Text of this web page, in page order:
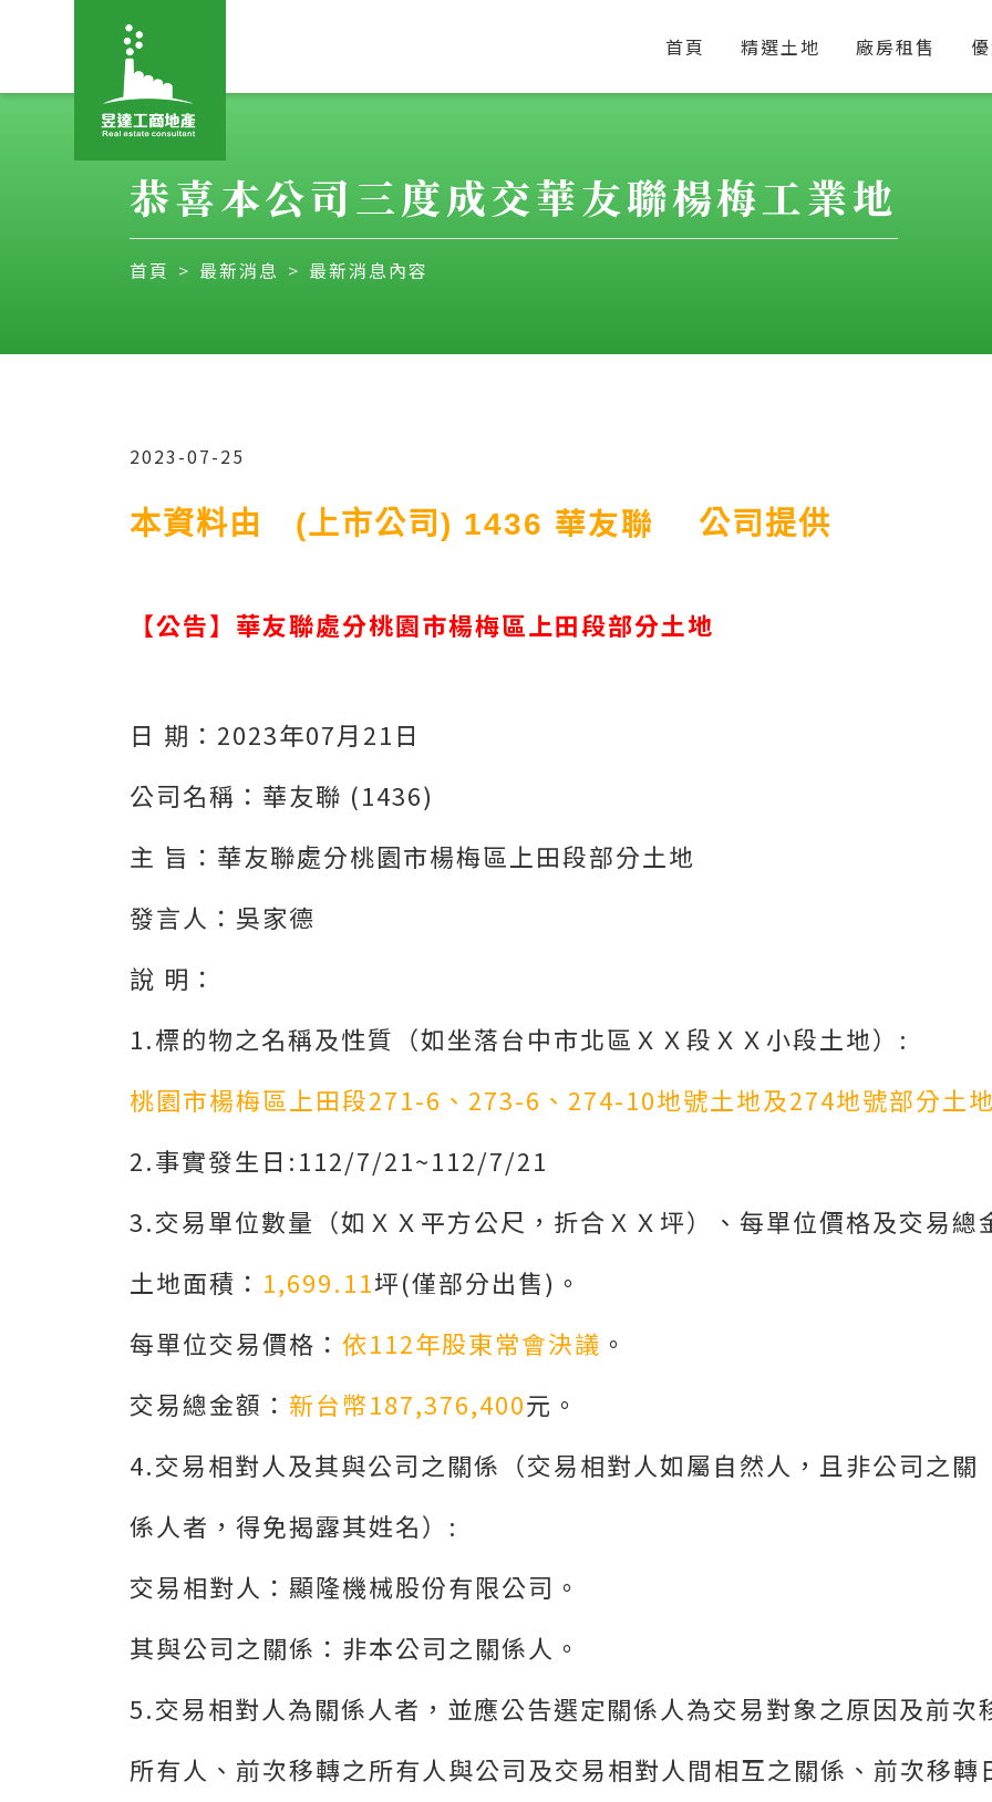
首頁 精選土地 廠房租售
恭喜本公司三度成交華友聯楊梅工業地
首頁 最新消息 最新消息內容
2023-07-25
本資料由 (上市公司) 1436 華友聯 公司提供
【公告】華友聯處分桃園市楊梅區上田段部分土地
日 期：2023年07月21日
公司名稱：華友聯 (1436)
主 旨：華友聯處分桃園市楊梅區上田段部分土地
發言人：吳家德
說 明：
1.標的物之名稱及性質（如坐落台中市北區ＸＸ段ＸＸ小段土地）:
桃園市楊梅區上田段271-6、273-6、274-10地號土地及274地號部分土
2.事實發生日:112/7/21~112/7/21
3.交易單位數量（如ＸＸ平方公尺，折合ＸＸ坪）、每單位價格及交易總
土地面積： 1,699.11坪(僅部分出售)。
每單位交易價格： 依112年股東常會決議 。
交易總金額： 新台幣187,376,400元。
4.交易相對人及其與公司之關係（交易相對人如屬自然人，且非公司之關
係人者，得免揭露其姓名）:
交易相對人：顯隆機械股份有限公司。
其與公司之關係：非本公司之關係人。
5.交易相對人為關係人者，並應公告選定關係人為交易對象之原因及前次
所有人、前次移轉之所有人與公司及交易相對人間相互之關係、前次移轉